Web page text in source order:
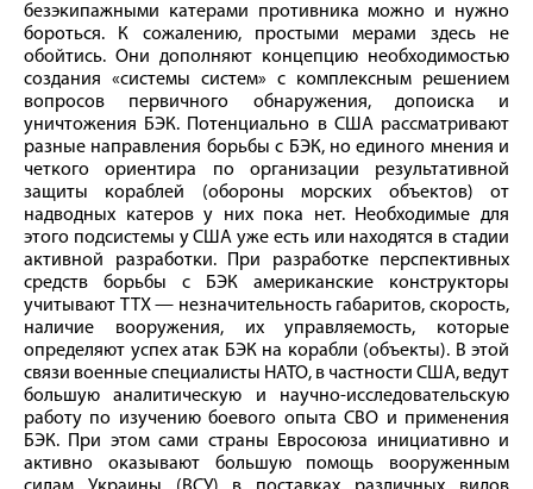
безэкипажными катерами противника можно и нужно
бороться. К сожалению, простыми мерами здесь не
обойтись. Они дополняют концепцию необходимостью
создания «системы систем» с комплексным решением
вопросов первичного обнаружения, допоиска и
уничтожения БЭК. Потенциально в США рассматривают
разные направления борьбы с БЭК, но единого мнения и
четкого ориентира по организации результативной
защиты кораблей (обороны морских объектов) от
надводных катеров у них пока нет. Необходимые для
этого подсистемы у США уже есть или находятся в стадии
активной разработки. При разработке перспективных
средств борьбы с БЭК американские конструкторы
учитывают ТТХ — незначительность габаритов, скорость,
наличие вооружения, их управляемость, которые
определяют успех атак БЭК на корабли (объекты). В этой
связи военные специалисты НАТО, в частности США, ведут
большую аналитическую и научно-исследовательскую
работу по изучению боевого опыта СВО и применения
БЭК. При этом сами страны Евросоюза инициативно и
активно оказывают большую помощь вооруженным